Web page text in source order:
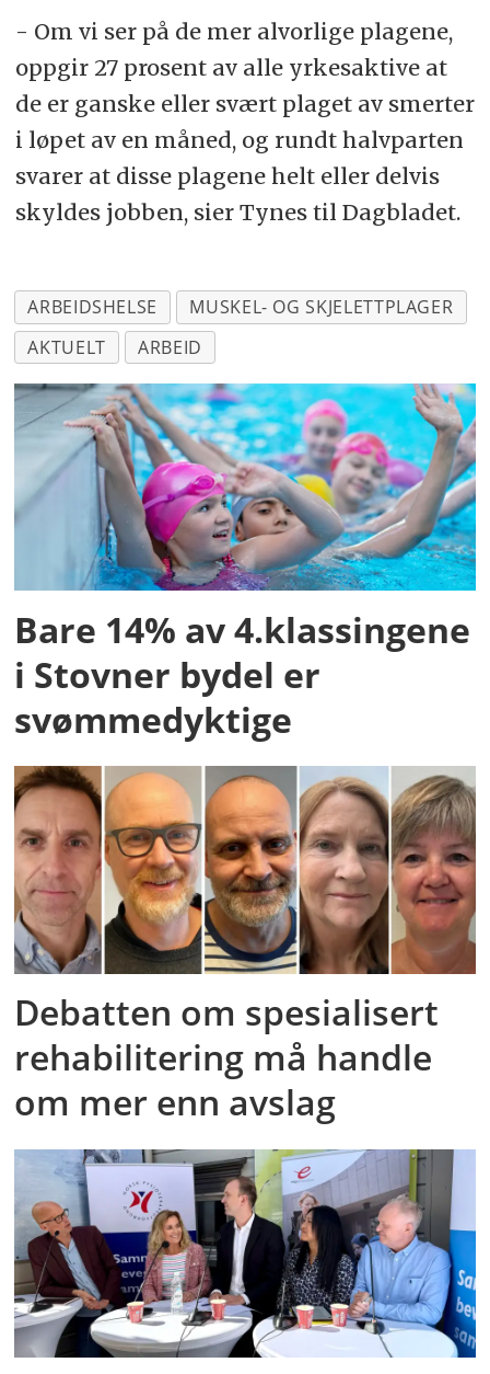
- Om vi ser på de mer alvorlige plagene,
oppgir 27 prosent av alle yrkesaktive at
de er ganske eller svært plaget av smerter
i løpet av en måned, og rundt halvparten
svarer at disse plagene helt eller delvis
skyldes jobben, sier Tynes til Dagbladet.
ARBEIDSHELSE
MUSKEL- OG SKJELETTPLAGER
AKTUELT
ARBEID
Bare 14% av 4.klassingene
i Stovner bydel er
svømmedyktige
Debatten om spesialisert
rehabilitering må handle
om mer enn avslag